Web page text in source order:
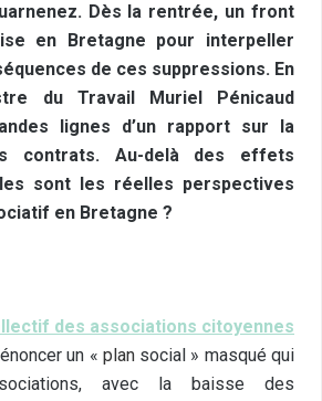
Dès la rentrée, un front
en Bretagne pour interpeller
de ces suppressions. En
du Travail Muriel Pénicaud
lignes d’un rapport sur la
contrats. Au-delà des effets
sont les réelles perspectives
en Bretagne ?
lectif des associations citoyennes
un « plansocial » masqué qui
avec la baisse des